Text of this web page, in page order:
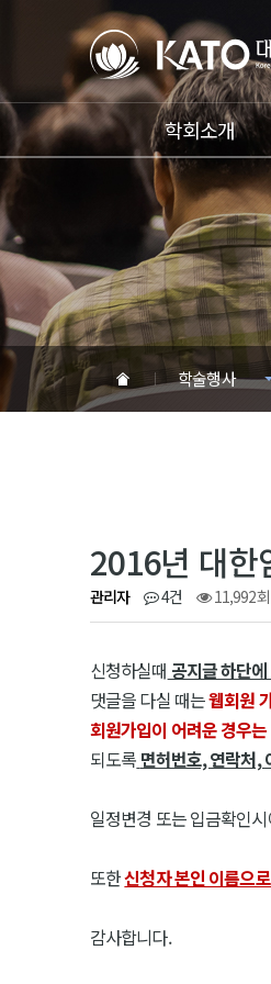
학회소개
HOME 학술행사
2016년 대한
관리자 4건 11,992회
신청하실때 공지글 하단
댓글을 다실 때는웹회원
회원가입이 어려운 경우
되도록 면허번호, 연락처,
일정변경 또는 입금확인
또한신청자 본인 이름으
감사합니다.